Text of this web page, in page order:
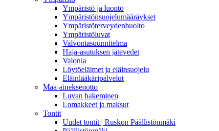
Ympäristö ja luonto
Ympäristönsuojelumääräykset
Ympäristöterveydenhuolto
Ympäristöluvat
Valvontasuunnitelma
Haja-asutuksen jätevedet
Valonia
Löytöeläimet ja eläinsuojelu
Eläinlääkäripalvelut
Maa-aineksenotto
Luvan hakeminen
Lomakkeet ja maksut
Tontit
Uudet tontit | Ruskon Päällistönmäki